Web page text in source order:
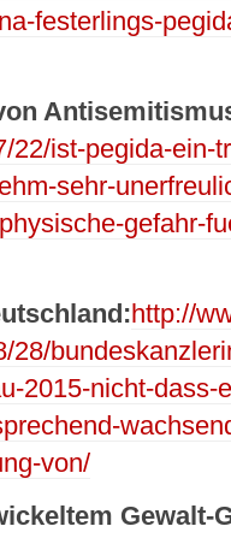
festerlings-
22/ist-pegida-ein-
sehr-
gefahr-
http://
28/
2015-nicht-dass-
von/
Gewalt-